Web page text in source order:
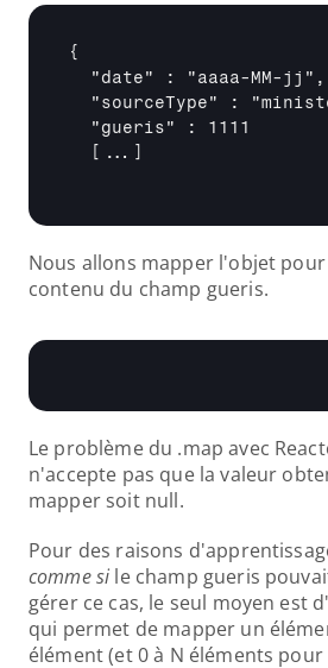
{
  "date" : "aaaa-MM-jj",
"sourceType" :
  "gueris" : 1111
[...]
Nous allons mapper l'objet
contenu du champ gueris.
Le problème du .map avec
n'accepte pas que la valeur
mapper soit null.
comme si le champ gueris
gérer ce cas, le seul moyen est
qui permet de mapper un
élément (et 0 à N éléments pour